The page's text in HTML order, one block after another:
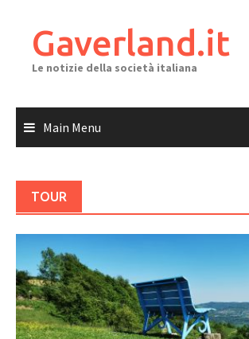
contentGaverland.it
Le notizie della società italiana
Main Menu
TOUR